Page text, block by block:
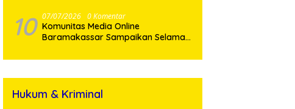
10 07/07/2026 0 Komentar
Komunitas Media Online
Baramakassar Sampaikan Selamat
Sulaiman atas Amanah Jabatan
Hukum & Kriminal